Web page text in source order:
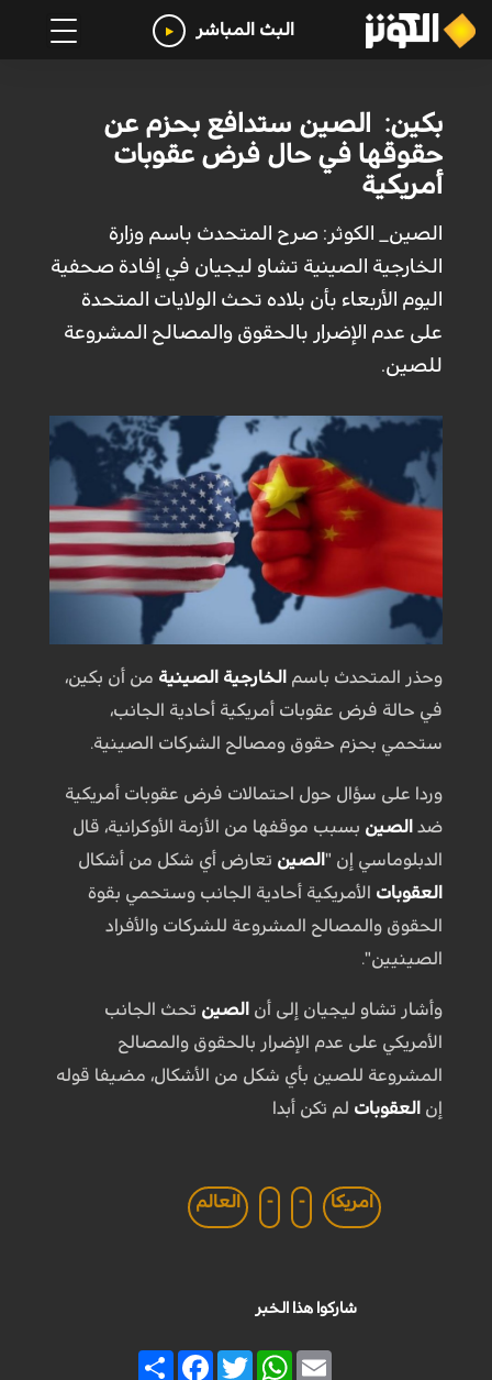
البث المباشر
بكين: الصين ستدافع بحزم عن
حقوقها في حال فرض عقوبات
أمريكية
الصين_ الكوثر: صرح المتحدث باسم وزارة
الخارجية الصينية تشاو ليجيان في إفادة صحفية
اليوم الأربعاء بأن بلاده تحث الولايات المتحدة
على عدم الإضرار بالحقوق والمصالح المشروعة
للصين.
وحذر المتحدث باسم الخارجية الصينية من أن بكين،
في حالة فرض عقوبات أمريكية أحادية الجانب،
ستحمي بحزم حقوق ومصالح الشركات الصينية.
وردا على سؤال حول احتمالات فرض عقوبات أمريكية
ضد الصين بسبب موقفها من الأزمة الأوكرانية، قال
الدبلوماسي إن "الصين تعارض أي شكل من أشكال
العقوبات الأمريكية أحادية الجانب وستحمي بقوة
الحقوق والمصالح المشروعة للشركات والأفراد
الصينيين".
وأشار تشاو ليجيان إلى أن الصين تحث الجانب
الأمريكي على عدم الإضرار بالحقوق والمصالح
المشروعة للصين بأي شكل من الأشكال، مضيفا قوله
إن العقوبات لم تكن أبدا
امريكا -
- العالم
شاركوا هذا الخبر
Share
FacebookTwitter
WhatsAppEmail